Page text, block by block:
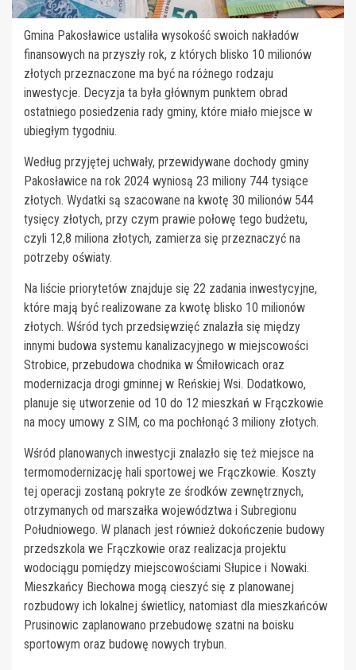
Gmina Pakosławice ustaliła wysokość swoich nakładów
finansowych na przyszły rok, z których blisko 10 milionów
złotych przeznaczone ma być na różnego rodzaju
inwestycje. Decyzja ta była głównym punktem obrad
ostatniego posiedzenia rady gminy, które miało miejsce w
ubiegłym tygodniu.
Według przyjętej uchwały, przewidywane dochody gminy
Pakosławice na rok 2024 wyniosą 23 miliony 744 tysiące
złotych. Wydatki są szacowane na kwotę 30 milionów 544
tysięcy złotych, przy czym prawie połowę tego budżetu,
czyli 12,8 miliona złotych, zamierza się przeznaczyć na
potrzeby oświaty.
Na liście priorytetów znajduje się 22 zadania inwestycyjne,
które mają być realizowane za kwotę blisko 10 milionów
złotych. Wśród tych przedsięwzięć znalazła się między
innymi budowa systemu kanalizacyjnego w miejscowości
Strobice, przebudowa chodnika w Śmiłowicach oraz
modernizacja drogi gminnej w Reńskiej Wsi. Dodatkowo,
planuje się utworzenie od 10 do 12 mieszkań w Frączkowie
na mocy umowy z SIM, co ma pochłonąć 3 miliony złotych.
Wśród planowanych inwestycji znalazło się też miejsce na
termomodernizację hali sportowej we Frączkowie. Koszty
tej operacji zostaną pokryte ze środków zewnętrznych,
otrzymanych od marszałka województwa i Subregionu
Południowego. W planach jest również dokończenie budowy
przedszkola we Frączkowie oraz realizacja projektu
wodociągu pomiędzy miejscowościami Słupice i Nowaki.
Mieszkańcy Biechowa mogą cieszyć się z planowanej
rozbudowy ich lokalnej świetlicy, natomiast dla mieszkańców
Prusinowic zaplanowano przebudowę szatni na boisku
sportowym oraz budowę nowych trybun.